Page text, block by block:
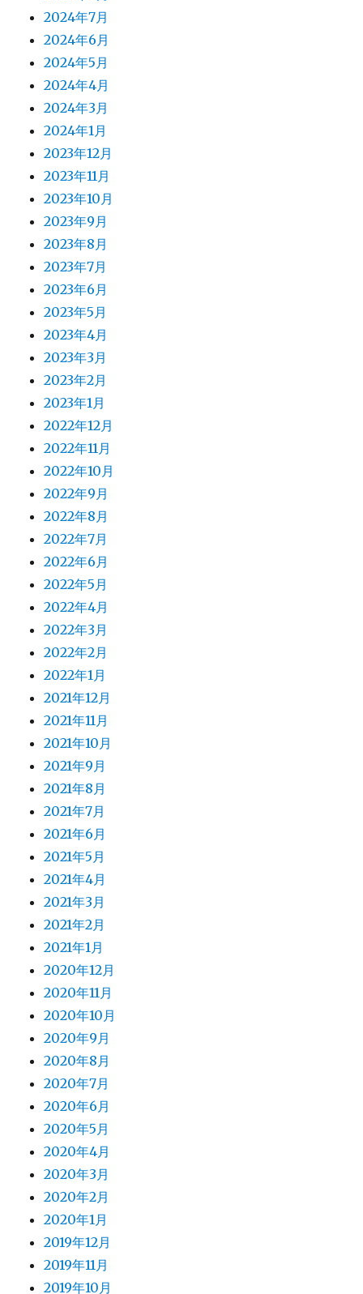
2024年7月
2024年6月
2024年5月
2024年4月
2024年3月
2024年1月
2023年12月
2023年11月
2023年10月
2023年9月
2023年8月
2023年7月
2023年6月
2023年5月
2023年4月
2023年3月
2023年2月
2023年1月
2022年12月
2022年11月
2022年10月
2022年9月
2022年8月
2022年7月
2022年6月
2022年5月
2022年4月
2022年3月
2022年2月
2022年1月
2021年12月
2021年11月
2021年10月
2021年9月
2021年8月
2021年7月
2021年6月
2021年5月
2021年4月
2021年3月
2021年2月
2021年1月
2020年12月
2020年11月
2020年10月
2020年9月
2020年8月
2020年7月
2020年6月
2020年5月
2020年4月
2020年3月
2020年2月
2020年1月
2019年12月
2019年11月
2019年10月